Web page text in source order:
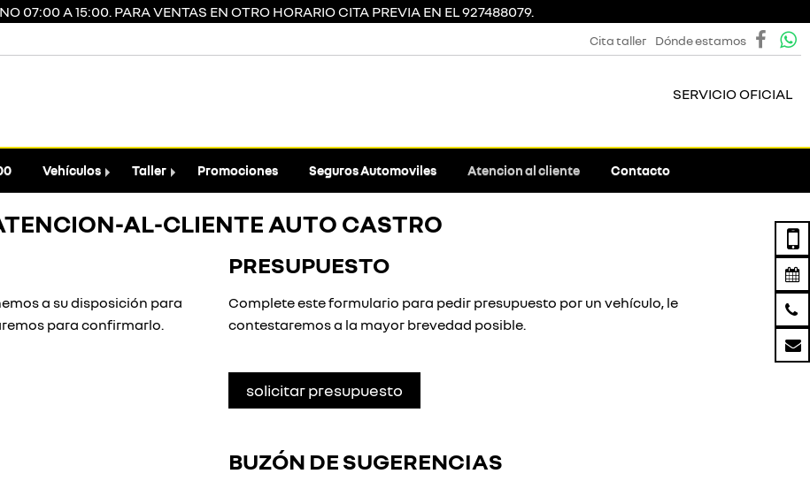
07:00 A 15:00. PARA VENTAS EN OTRO HORARIO CITA PREVIA EN EL 927488079.
Cita taller Dónde estamos
SERVICIO OFICIAL
Vehículos Taller Promociones Seguros Automoviles Atencion al cliente Contacto
AL-CLIENTE AUTO CASTRO
a su disposición para
para confirmarlo.
PRESUPUESTO
Complete este formulario para pedir presupuesto por un vehículo, le
contestaremos a la mayor brevedad posible.
solicitar presupuesto
BUZÓN DE SUGERENCIAS